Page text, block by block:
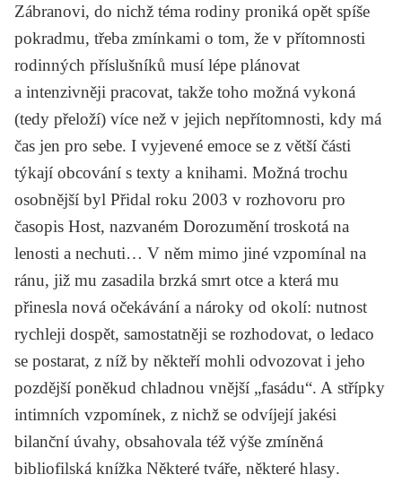
Zábranovi, do nichž téma rodiny proniká opět spíše
pokradmu, třeba zmínkami o tom, že v přítomnosti
rodinných příslušníků musí lépe plánovat
a intenzivněji pracovat, takže toho možná vykoná
(tedy přeloží) více než v jejich nepřítomnosti, kdy má
čas jen pro sebe. I vyjevené emoce se z větší části
týkají obcování s texty a knihami. Možná trochu
osobnější byl Přidal roku 2003 v rozhovoru pro
časopis Host, nazvaném Dorozumění troskotá na
lenosti a nechuti… V něm mimo jiné vzpomínal na
ránu, již mu zasadila brzká smrt otce a která mu
přinesla nová očekávání a nároky od okolí: nutnost
rychleji dospět, samostatněji se rozhodovat, o ledaco
se postarat, z níž by někteří mohli odvozovat i jeho
pozdější poněkud chladnou vnější „fasádu“. A střípky
intimních vzpomínek, z nichž se odvíjejí jakési
bilanční úvahy, obsahovala též výše zmíněná
bibliofilská knížka Některé tváře, některé hlasy.